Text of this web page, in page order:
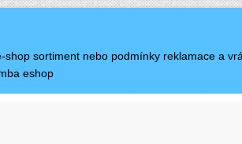
sortiment nebo podmínky reklamace a
eshop